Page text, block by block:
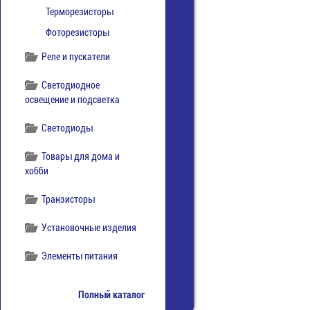
Терморезисторы
Фоторезисторы
Реле и пускатели
Светодиодное
освещение и подсветка
Светодиоды
Товары для дома и
хобби
Транзисторы
Установочные изделия
Элементы питания
Полный каталог